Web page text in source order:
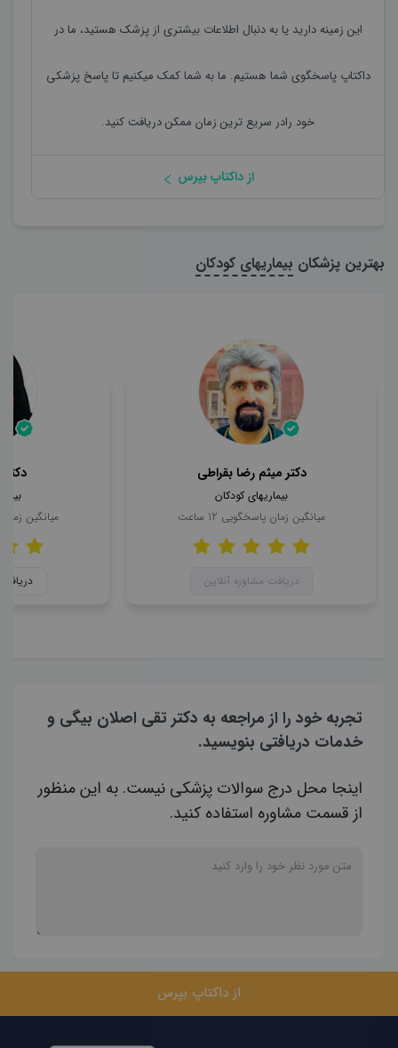
این زمینه دارید یا به دنبال اطلاعات بیشتری از پزشک هستید، ما در
داکتاپ پاسخگوی شما هستیم. ما به شما کمک میکنیم تا پاسخ پزشکی
خود رادر سریع ترین زمان ممکن دریافت کنید.
از داکتاپ بپرس
بهترین پزشکان بیماریهای کودکان
دکتر میثم رضا بقراطی
بیماریهای کودکان
میانگین زمان پاسخگویی 12 ساعت
دریافت مشاوره آنلاین
میانگین
تجربه خود را از مراجعه به دکتر تقی اصلان بیگی و
خدمات دریافتی بنویسید.
اینجا محل درج سوالات پزشکی نیست. به این منظور
از قسمت مشاوره استفاده کنید.
از داکتاپ بپرس